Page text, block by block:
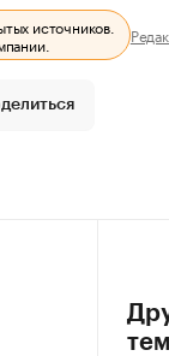
источников.